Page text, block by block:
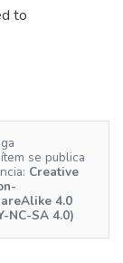
to
se publica
Creative
4.0
NC-SA 4.0)